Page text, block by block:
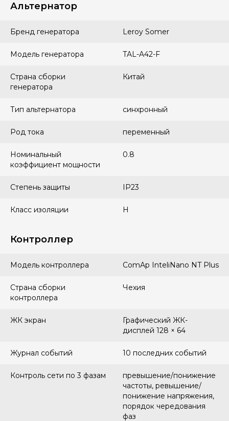
Альтернатор
Бренд генератора Leroy Somer
Модель генератора TAL-A42-F
Страна сборки
генератора
Китай
Тип альтернатора синхронный
Род тока переменный
Номинальный
коэффициент мощности
0.8
Степень защиты IP23
Класс изоляции H
Контроллер
Модель контроллера ComAp InteliNano NT Plus
Страна сборки
контроллера
Чехия
ЖК экран
Графический ЖК-
дисплей 128 × 64
Журнал событий 10 последних событий
Контроль сети по 3 фазам
превышение/понижение
частоты, ревышение/
понижение напряжения,
порядок чередования
фаз